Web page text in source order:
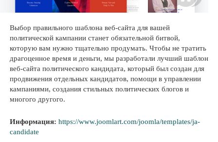
Выбор правильного шаблона веб-сайта для вашей
политической кампании станет обязательной битвой,
которую вам нужно тщательно продумать. Чтобы не тратить
драгоценное время и деньги, мы разработали лучший шаблон
веб-сайта политического кандидата, который был создан для
продвижения отдельных кандидатов, помощи в управлении
кампаниями, создания стильных политических блогов и
многого другого.
Информация: https://www.joomlart.com/joomla/templates/ja-
candidate